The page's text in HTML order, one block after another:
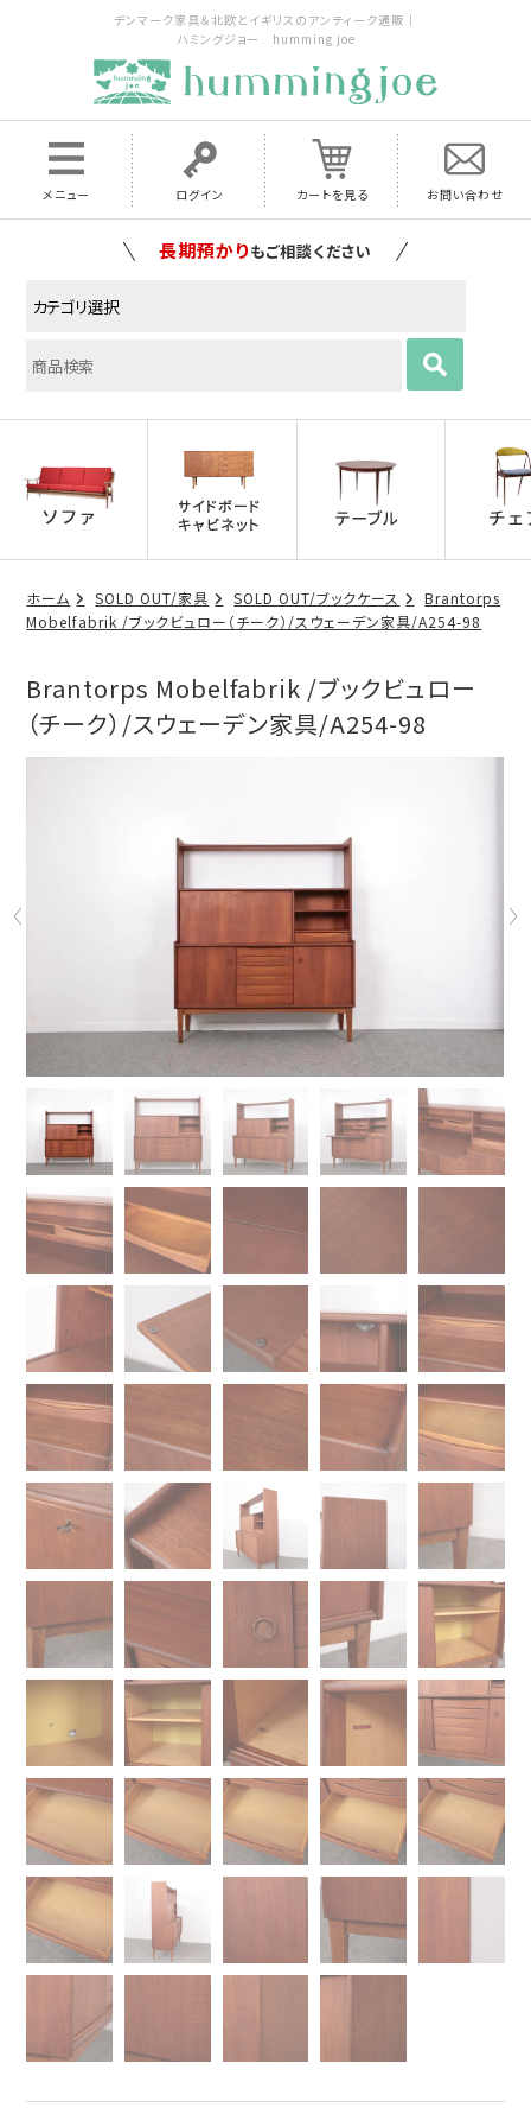
デンマーク家具＆北欧とイギリスのアンティーク通販｜
ハミングジョー humming joe
メニュー ログイン カートを見る お問い合わせ
家具の配送料は全国当店で負担いたします
ホーム SOLD OUT/家具 SOLD OUT/ブックケース
Brantorps
Mobelfabrik /ブックビュロー（チーク）/スウェーデン家具/A254-98
Brantorps Mobelfabrik /ブックビュロー
（チーク）/スウェーデン家具/A254-98